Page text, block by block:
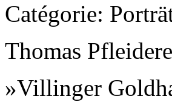
Catégorie:
Thomas
»Villinger